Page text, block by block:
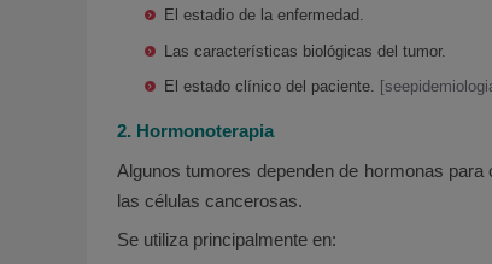
El estadio de la enfermedad.
Las características biológicas del tumor.
El estado clínico del paciente.
2. Hormonoterapia
Algunos tumores dependen de hormonas
las células cancerosas.
Se utiliza principalmente en: